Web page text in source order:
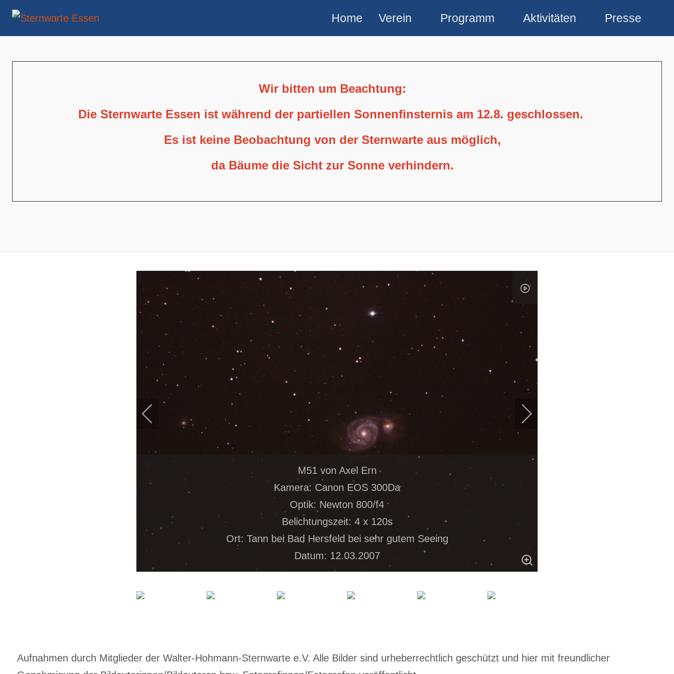
Home Verein Programm Aktivitäten Presse
Wir bitten um Beachtung:
Die Sternwarte Essen ist während der partiellen Sonnenfinsternis am 12.8. geschlossen.
Es ist keine Beobachtung von der Sternwarte aus möglich,
da Bäume die Sicht zur Sonne verhindern.
M51 von Axel Ern
Kamera: Canon EOS 300Da
Optik: Newton 800/f4
Belichtungszeit: 4 x 120s
Ort: Tann bei Bad Hersfeld bei sehr gutem Seeing
Datum: 12.03.2007
Aufnahmen durch Mitglieder der Walter-Hohmann-Sternwarte e.V. Alle Bilder sind urheberrechtlich geschützt und hier mit freundlicher